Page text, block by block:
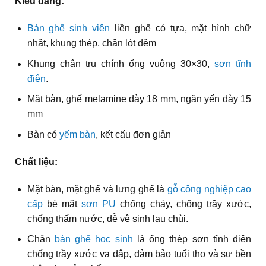
Bàn ghế sinh viên liền ghế có tựa, mặt hình chữ
nhật, khung thép, chân lót đệm
Khung chân trụ chính ống vuông 30×30,sơn tĩnh
điện.
Mặt bàn, ghế melamine dày 18 mm, ngăn yến dày 15
mm
Bàn có yếm bàn, kết cấu đơn giản
Chất liệu:
Mặt bàn, mặt ghế và lưng ghế là gỗ công nghiệp cao
cấpbè mặt sơn PU chống cháy, chống trầy xước,
chống thấm nước, dễ vệ sinh lau chùi.
Chân bàn ghế học sinh là ống thép sơn tĩnh điện
chống trầy xước va đập, đảm bảo tuổi thọ và sự bền